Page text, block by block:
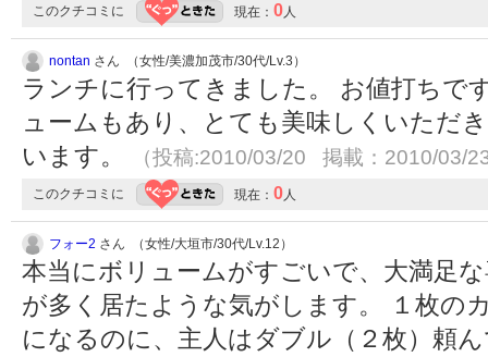
このクチコミに 現在： 0人
nontan さん （女性/美濃加茂市/30代/Lv.3）
ランチに行ってきました。 お値打ちで
ュームもあり、とても美味しくいただ
います。
（投稿:2010/03/20 掲載：2010/03/
このクチコミに 現在： 0人
フォー2 さん （女性/大垣市/30代/Lv.12）
本当にボリュームがすごいで、大満足
が多く居たような気がします。 １枚の
になるのに、主人はダブル（２枚）頼